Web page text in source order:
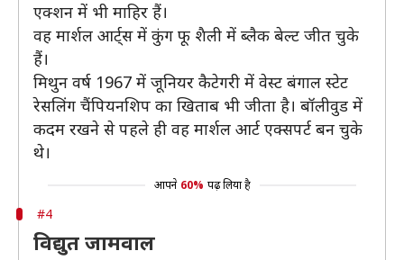
एक्शन में भी माहिर हैं।
वह मार्शल आर्ट्स में कुंग फू शैली में ब्लैक बेल्ट जीत चुके
हैं।
मिथुन वर्ष 1967 में जूनियर कैटेगरी में वेस्ट बंगाल स्टेट
रेसलिंग चैंपियनशिप का खिताब भी जीता है। बॉलीवुड में
कदम रखने से पहले ही वह मार्शल आर्ट एक्सपर्ट बन चुके
थे।
आपने 60% पढ़ लिया है
#4
विद्युत जामवाल